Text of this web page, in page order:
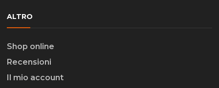
ALTRO
Shop online
Recensioni
Il mio account